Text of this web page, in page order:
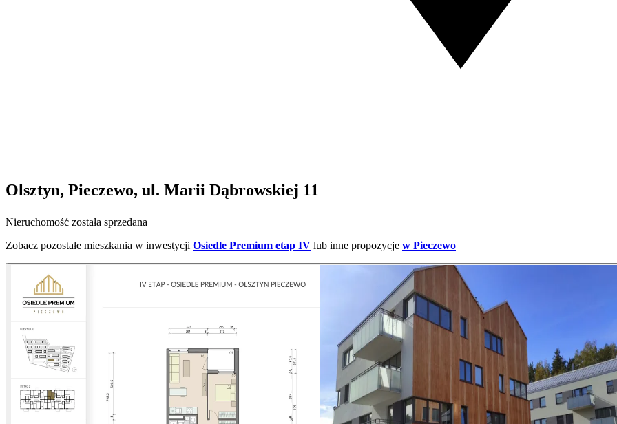
Olsztyn, Pieczewo, ul. Marii Dąbrowskiej 11
Nieruchomość została sprzedana
Zobacz pozostałe mieszkania w inwestycji Osiedle Premium etap IV lub inne propozycje w Pieczewo